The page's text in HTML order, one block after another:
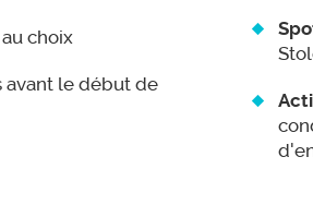
choix
avant le début de